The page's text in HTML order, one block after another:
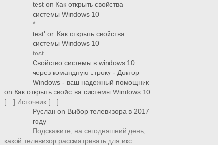
test on Как открыть свойства
системы Windows 10
*
test' on Как открыть свойства
системы Windows 10
test
Свойство системы в windows 10
через командную строку - Доктор
Windows - ваш надежный помощник
on Как открыть свойства системы Windows 10
[…] Источник […]
Руслан on Выбор телевизора в 2017
году
Подскажите, на сегодняшний день,
какой телевизор рассматривать для икс…